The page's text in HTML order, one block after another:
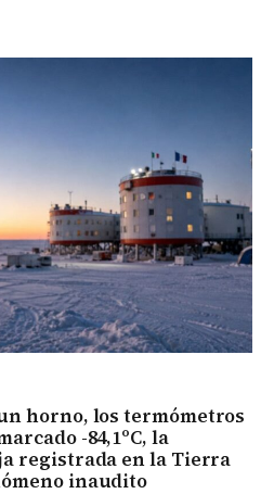
horno, los termómetros
-84,1ºC, la
registrada en la Tierra
inaudito